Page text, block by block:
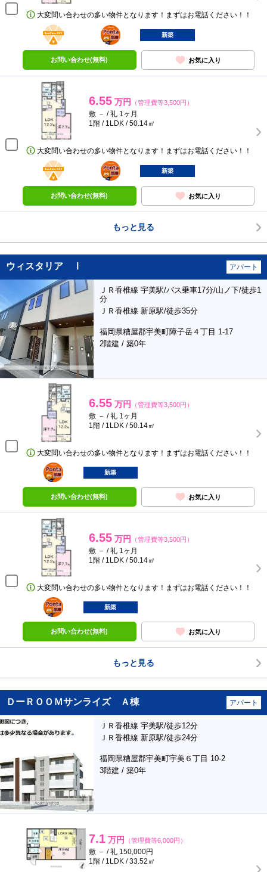
大変問い合わせの多い物件となります！まずはお電話ください！！
BunChinPAY
ポンタ
部屋
新築
お問い合わせ(無料) お気に入り
6.55 万円 （管理費等3,500円）
敷 － / 礼 1ヶ月
1階 / 1LDK / 50.14㎡
大変問い合わせの多い物件となります！まずはお電話ください！！
BunChinPAY
ポンタ
部屋
新築
お問い合わせ(無料) お気に入り
もっと見る
ウィスタリア Ⅰ アパート
ＪＲ香椎線 宇美駅/バス乗車17分/山ノ下/徒歩1
分
ＪＲ香椎線 新原駅/徒歩35分
福岡県糟屋郡宇美町障子岳４丁目 1-17
2階建 / 築0年
6.55 万円 （管理費等3,500円）
敷 － / 礼 1ヶ月
1階 / 1LDK / 50.14㎡
大変問い合わせの多い物件となります！まずはお電話ください！！
ポンタ
部屋
新築
お問い合わせ(無料) お気に入り
6.55 万円 （管理費等3,500円）
敷 － / 礼 1ヶ月
1階 / 1LDK / 50.14㎡
大変問い合わせの多い物件となります！まずはお電話ください！！
ポンタ
部屋
新築
お問い合わせ(無料) お気に入り
もっと見る
ＤーＲＯＯＭサンライズ Ａ棟 アパート
ＪＲ香椎線 宇美駅/徒歩12分
ＪＲ香椎線 新原駅/徒歩24分
福岡県糟屋郡宇美町宇美６丁目 10-2
3階建 / 築0年
7.1 万円 （管理費等6,000円）
敷 － / 礼 150,000円
1階 / 1LDK / 33.52㎡